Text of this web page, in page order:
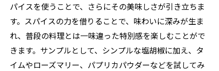
パイスを使うことで、さらにその美味しさが引き立ちま
す。スパイスの力を借りることで、味わいに深みが生ま
れ、普段の料理とは一味違った特別感を楽しむことがで
きます。サンプルとして、シンプルな塩胡椒に加え、タ
イムやローズマリー、パプリカパウダーなどを試してみ